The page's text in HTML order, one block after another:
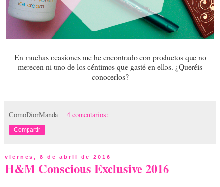
En muchas ocasiones me he encontrado con productos que no
merecen ni uno de los céntimos que gasté en ellos. ¿Queréis
conocerlos?
ComoDiorManda 4 comentarios:
Compartir
viernes, 8 de abril de 2016
H&M Conscious Exclusive 2016